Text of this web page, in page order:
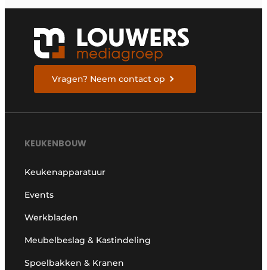
Vragen? Neem contact op
KEUKENBOUW
Keukenapparatuur
Events
Werkbladen
Meubelbeslag & Kastindeling
Spoelbakken & Kranen